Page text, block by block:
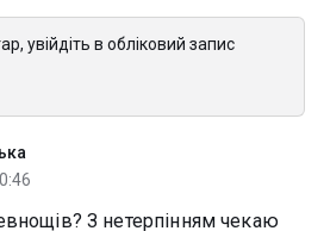
увійдіть в обліковий запис
З нетерпінням чекаю